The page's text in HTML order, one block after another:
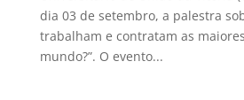
dia 03 de setembro, a palestra
trabalham e contratam as
mundo?”. O evento...